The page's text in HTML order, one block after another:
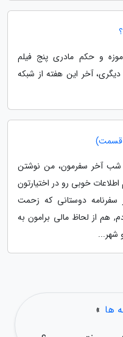
و حکم مادری پنج فیلم
آخر این هفته از شبکه
امروز 4 اسفند 96 ساعت 00:34، شب آخر سفرمون، من نوشتن
اطلاعات خوبی رو در اختیارتون
دوستانی که زحمت
هم از لحاظ مالی برامون به
شهر...
ها »